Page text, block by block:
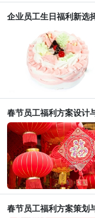
企业员工生日福利新选
春节员工福利方案设
春节员工福利方案策划